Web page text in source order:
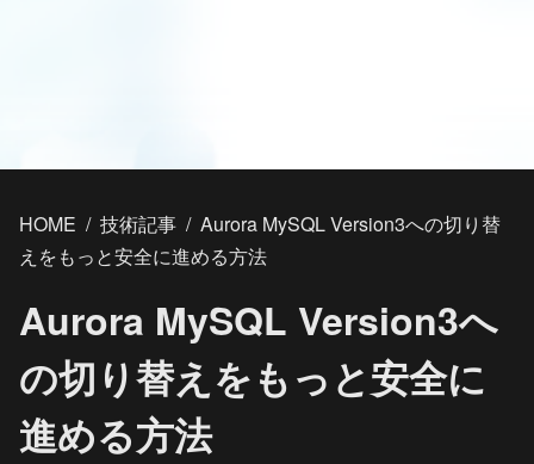
HOME / 技術記事 / Aurora MySQL Version3への切り替
えをもっと安全に進める方法
Aurora MySQL Version3へ
の切り替えをもっと安全に
進める方法